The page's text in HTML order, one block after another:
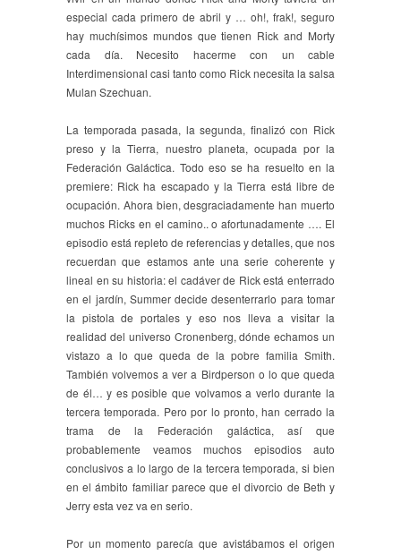
especial cada primero de abril y … oh!, frak!, seguro
hay muchísimos mundos que tienen Rick and Morty
cada día. Necesito hacerme con un cable
Interdimensional casi tanto como Rick necesita la salsa
Mulan Szechuan.
La temporada pasada, la segunda, finalizó con Rick
preso y la Tierra, nuestro planeta, ocupada por la
Federación Galáctica. Todo eso se ha resuelto en la
premiere: Rick ha escapado y la Tierra está libre de
ocupación. Ahora bien, desgraciadamente han muerto
muchos Ricks en el camino.. o afortunadamente …. El
episodio está repleto de referencias y detalles, que nos
recuerdan que estamos ante una serie coherente y
lineal en su historia: el cadáver de Rick está enterrado
en el jardín, Summer decide desenterrarlo para tomar
la pistola de portales y eso nos lleva a visitar la
realidad del universo Cronenberg, dónde echamos un
vistazo a lo que queda de la pobre familia Smith.
También volvemos a ver a Birdperson o lo que queda
de él… y es posible que volvamos a verlo durante la
tercera temporada. Pero por lo pronto, han cerrado la
trama de la Federación galáctica, así que
probablemente veamos muchos episodios auto
conclusivos a lo largo de la tercera temporada, si bien
en el ámbito familiar parece que el divorcio de Beth y
Jerry esta vez va en serio.
Por un momento parecía que avistábamos el origen